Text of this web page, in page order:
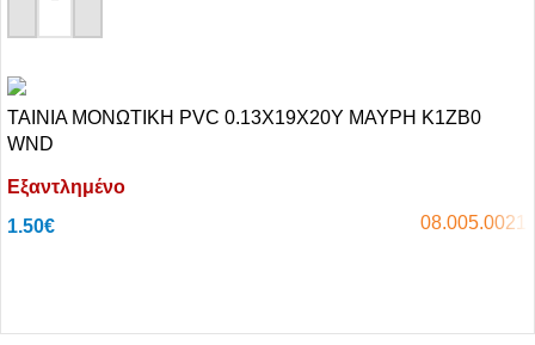
ΤΑΙΝΙΑ ΜΟΝΩΤΙΚΗ PVC 0.13X19X20Y ΜΑΥΡΗ K1ZB0
WND
Εξαντλημένο
1.50€ 08.005.0021